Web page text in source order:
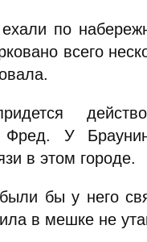
по
всего
Фред. У
в этом городе.
бы у него
в мешке не